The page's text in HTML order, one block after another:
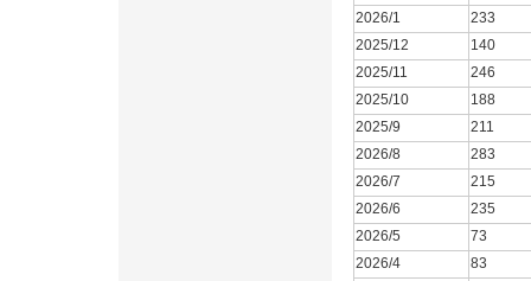
2026/1
233
2025/12
140
2025/11
246
2025/10
188
2025/9
211
2026/8
283
2026/7
215
2026/6
235
2026/5
73
2026/4
83